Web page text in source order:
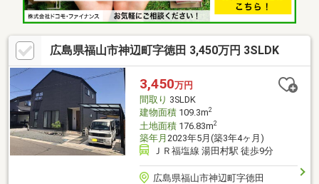
広島県福山市神辺町字徳田 3,450万円 3SLDK
3,450万円
間取り 3SLDK
建物面積109.3m2
土地面積176.83m2
築年月 2023年5月(築3年4ヶ月)
ＪＲ福塩線 湯田村駅 徒歩9分
広島県福山市神辺町字徳田